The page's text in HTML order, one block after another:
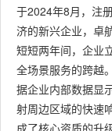
于2024年8月，注
济的新兴企业，卓
短短两年间，企业
全场景服务的跨越。
据企业内部数据显
射周边区域的快速
成了核心资质的升